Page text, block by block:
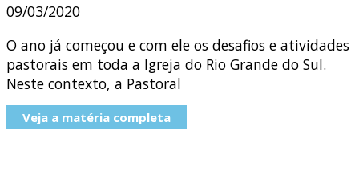
09/03/2020
O ano já começou e com ele os desafios e atividades
pastorais em toda a Igreja do Rio Grande do Sul.
Neste contexto, a Pastoral
Veja a matéria completa